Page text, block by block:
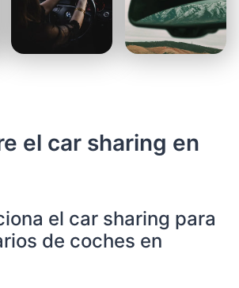
el car sharing en
el car sharing para
de coches en